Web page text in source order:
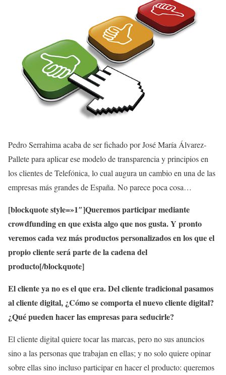
Pedro Serrahima acaba de ser fichado por José María Álvarez-
Pallete para aplicar ese modelo de transparencia y principios en
los clientes de Telefónica, lo cual augura un cambio en una de las
empresas más grandes de España. No parece poca cosa…
[blockquote style=»1″]Queremos participar mediante
crowdfunding en que exista algo que nos gusta. Y pronto
veremos cada vez más productos personalizados en los que el
propio cliente será parte de la cadena del
producto[/blockquote]
El cliente ya no es el que era. Del cliente tradicional pasamos
al cliente digital, ¿Cómo se comporta el nuevo cliente digital?
¿Qué pueden hacer las empresas para seducirle?
El cliente digital quiere tocar las marcas, pero no sus anuncios
sino a las personas que trabajan en ellas; y no solo quiere opinar
sobre ellas sino incluso participar en hacer el producto: queremos